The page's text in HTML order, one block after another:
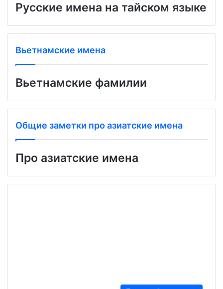
Русские имена на тайском языке
Вьетнамские имена
Вьетнамские фамилии
Общие заметки про азиатские имена
Про азиатские имена